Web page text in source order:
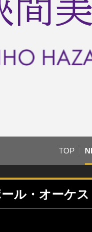
TOP
ル・オーケス